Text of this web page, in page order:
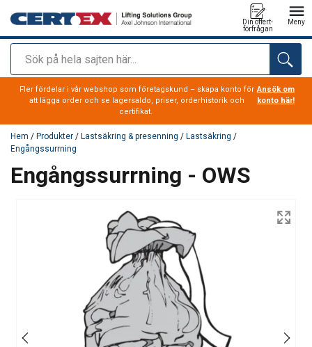
Sök
Din offert-
förfrågan
Meny
tillagd i varukorg
Fler fördelar i vår webshop som företagskund – skapa konto för
att lägga order och se lagersaldo, priser, orderhistorik och
certifikat.
Ansök om
konto här!
Hem / Produkter / Lastsäkring & presenning / Lastsäkring /
Engångssurrning
Engångssurrning - OWS